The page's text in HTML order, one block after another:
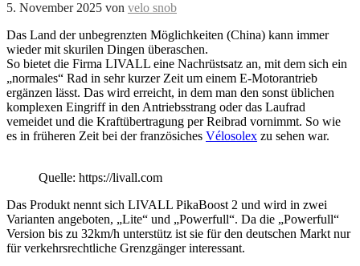
5. November 2025 von velo snob
Das Land der unbegrenzten Möglichkeiten (China) kann immer
wieder mit skurilen Dingen überaschen.
So bietet die Firma LIVALL eine Nachrüstsatz an, mit dem sich ein
„normales“ Rad in sehr kurzer Zeit um einem E-Motorantrieb
ergänzen lässt. Das wird erreicht, in dem man den sonst üblichen
komplexen Eingriff in den Antriebsstrang oder das Laufrad
vemeidet und die Kraftübertragung per Reibrad vornimmt. So wie
es in früheren Zeit bei der französiches Vélosolex zu sehen war.
Quelle: https://livall.com
Das Produkt nennt sich LIVALL PikaBoost 2 und wird in zwei
Varianten angeboten, „Lite“ und „Powerfull“. Da die „Powerfull“
Version bis zu 32km/h unterstütz ist sie für den deutschen Markt nur
für verkehrsrechtliche Grenzgänger interessant.